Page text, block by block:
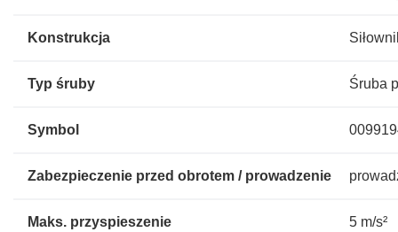
Konstrukcja
Typ śruby Śruba
Symbol
Zabezpieczenie przed obrotem / prowadzenie
Maks. przyspieszenie 5 m/s²